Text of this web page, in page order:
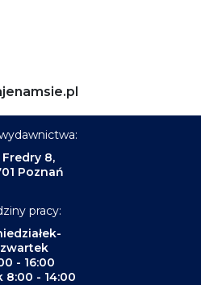
Fredry 8,
Poznań
pracy:
- 16:00
8:00 - 14:00